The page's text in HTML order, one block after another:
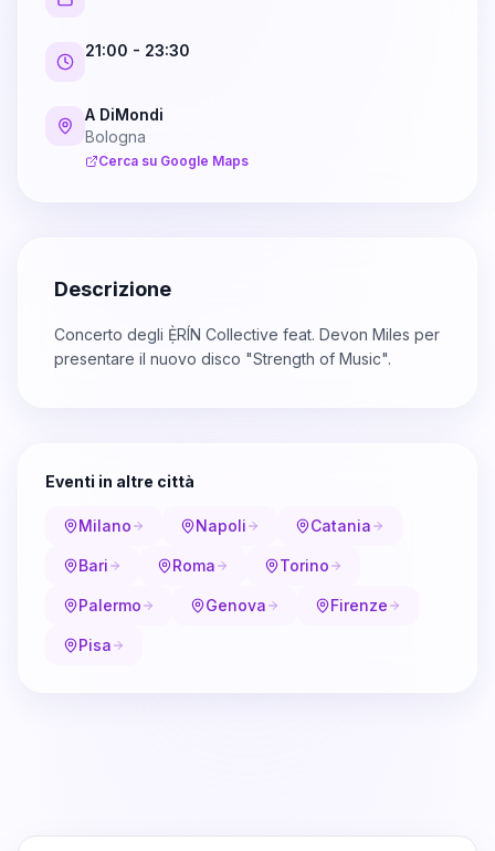
21:00 - 23:30
A DiMondi
Bologna
Cerca su Google Maps
Descrizione
Concerto degli Ẹ̀RÍN Collective feat. Devon Miles per
presentare il nuovo disco "Strength of Music".
Eventi in altre città
Milano Napoli Catania
Bari Roma Torino
Palermo Genova Firenze
Pisa